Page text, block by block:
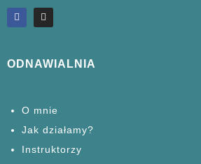
ODNAWIALNIA
O mnie
Jak działamy?
Instruktorzy